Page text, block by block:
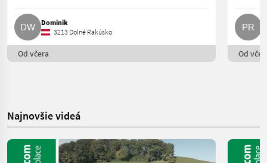
Dominik
3213 Dolné Rakúsko
Od včera Od
Najnovšie videá